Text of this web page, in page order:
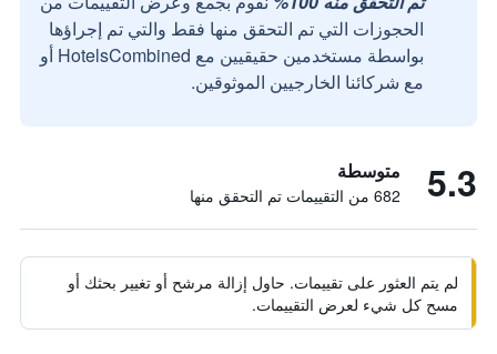
الحجوزات التي تم التحقق منها فقط والتي تم إجراؤها
بواسطة مستخدمين حقيقيين مع HotelsCombined أو
مع شركائنا الخارجيين الموثوقين.
5.3 متوسطة
682 من التقييمات تم التحقق منها
لم يتم العثور على تقييمات. حاول إزالة مرشح أو تغيير بحثك أو
مسح كل شيء لعرض التقييمات.